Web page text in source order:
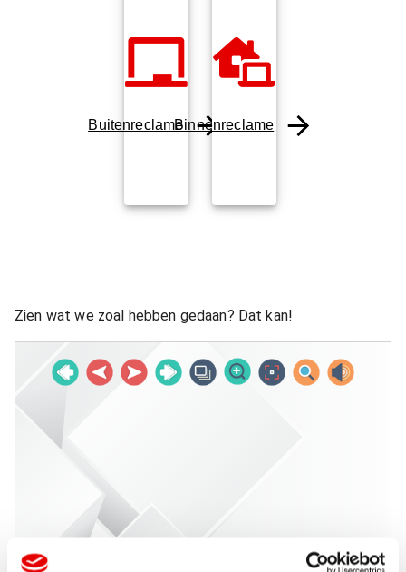
BuitenreclameBinnenreclame
Zien wat we zoal hebben gedaan? Dat kan!